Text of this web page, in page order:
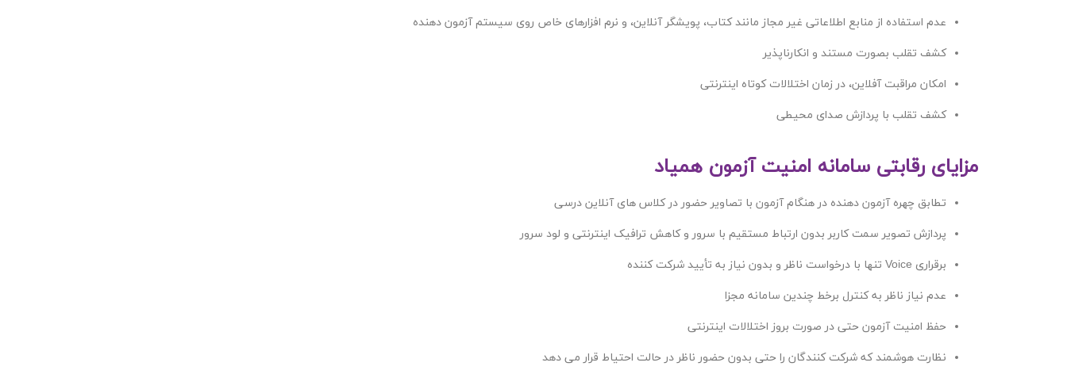
عدم استفاده از منابع اطلاعاتی غیر مجاز مانند کتاب، پویشگر آنلاین، و نرم افزارهای خاص روی سیستم آزمون دهنده
کشف تقلب بصورت مستند و انکارناپذیر
امکان مراقبت آفلاین، در زمان اختلالات کوتاه اینترنتی
کشف تقلب با پردازش صدای محیطی
مزایای رقابتی سامانه امنیت آزمون همیاد
تطابق چهره آزمون دهنده در هنگام آزمون با تصاویر حضور در کلاس های آنلاین درسی
پردازش تصویر سمت کاربر بدون ارتباط مستقیم با سرور و کاهش ترافیک اینترنتی و لود سرور
برقراری Voice تنها با درخواست ناظر و بدون نیاز به تأیید شرکت کننده
عدم نیاز ناظر به کنترل برخط چندین سامانه مجزا
حفظ امنیت آزمون حتی در صورت بروز اختلالات اینترنتی
نظارت هوشمند که شرکت کنندگان را حتی بدون حضور ناظر در حالت احتیاط قرار می دهد